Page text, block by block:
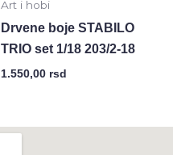
Art i hobi
Drvene boje STABILO
TRIO set 1/18 203/2-18
1.550,00 rsd